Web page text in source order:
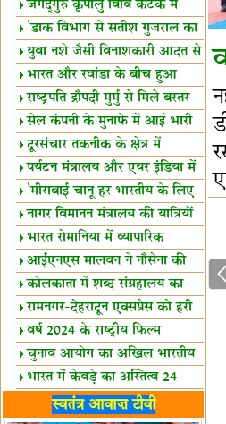
स्थल घोषित
जगद्गुरु कृपालु विवि कटक में
शैक्षिक सत्र शुरू
'डाक विभाग से सतीश गुजराल का
रिश्ता गहरा'
युवा नशे जैसी विनाशकारी आदत से
दूर रहें-मोदी
भारत और रवांडा के बीच हुआ
व्यापार विस्तार
राष्ट्रपति द्रौपदी मुर्मु से मिले बस्तर
के प्रतिनिधि
सेल कंपनी के मुनाफे में आई भारी
उछाल!
दूरसंचार तकनीक के क्षेत्र में
उत्कृष्टता पुरस्कार
पर्यटन मंत्रालय और एयर इंडिया में
समझौता
'मीराबाई चानू हर भारतीय के लिए
प्रेरणा'
नागर विमानन मंत्रालय की यात्रियों
को सलाह
भारत रोमानिया में व्यापारिक
साझेदारियां
आईएनएस मालवन ने नौसेना की
ताकत बढ़ाई
कोलकाता में शब्द संग्रहालय का
उद्घाटन
रामनगर-देहरादून एक्सप्रेस को हरी
झंडीवर्ष 2024 के राष्ट्रीय फिल्म
पुरस्कारों की घोषणा
चुनाव आयोग का अखिल भारतीय
मीडिया सम्मेलन
भारत में केवड़े का अस्तित्‍व 24
लाख वर्ष!
लखनऊ में 'एक राष्ट्र एक चुनाव'
स्वतंत्र आवाज़ टीवी